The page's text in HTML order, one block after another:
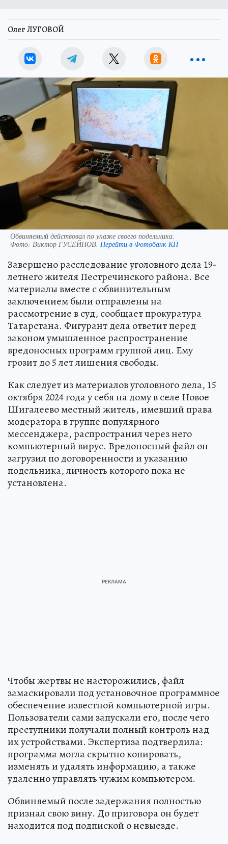
Олег ЛУГОВОЙ
Обвиняемый действовал по указке своего подельника.
Фото: Виктор ГУСЕЙНОВ. Перейти в Фотобанк КП
Завершено расследование уголовного дела 19-
летнего жителя Пестречинского района. Все
материалы вместе с обвинительным
заключением были отправлены на
рассмотрение в суд, сообщает прокуратура
Татарстана. Фигурант дела ответит перед
законом умышленное распространение
вредоносных программ группой лиц. Ему
грозит до 5 лет лишения свободы.
Как следует из материалов уголовного дела, 15
октября 2024 года у себя на дому в селе Новое
Шигалеево местный житель, имевший права
модератора в группе популярного
мессенджера, распространил через него
компьютерный вирус. Вредоносный файл он
загрузил по договоренности и указанию
подельника, личность которого пока не
установлена.
Чтобы жертвы не насторожились, файл
замаскировали под установочное программное
обеспечение известной компьютерной игры.
Пользователи сами запускали его, после чего
преступники получали полный контроль над
их устройствами. Экспертиза подтвердила:
программа могла скрытно копировать,
изменять и удалять информацию, а также
удаленно управлять чужим компьютером.
Обвиняемый после задержания полностью
признал свою вину. До приговора он будет
находится под подпиской о невыезде.